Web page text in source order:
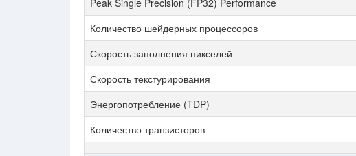
Peak Single Precision (FP32) Performance
Количество шейдерных процессоров
Скорость заполнения пикселей
Скорость текстурирования
Энергопотребление (TDP)
Количество транзисторов